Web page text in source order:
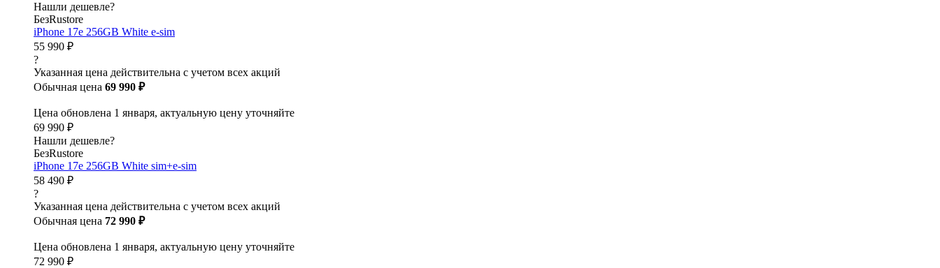
Нашли дешевле?
БезRustore
iPhone 17e 256GB White e-sim
55 990 ₽
?
Указанная цена действительна с учетом всех акций
Обычная цена 69 990 ₽
Цена обновлена 1 января, актуальную цену уточняйте
69 990 ₽
Нашли дешевле?
БезRustore
iPhone 17e 256GB White sim+e-sim
58 490 ₽
?
Указанная цена действительна с учетом всех акций
Обычная цена 72 990 ₽
Цена обновлена 1 января, актуальную цену уточняйте
72 990 ₽